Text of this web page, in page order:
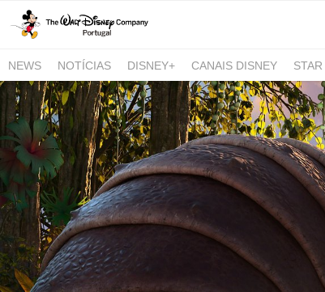
NEWS NOTÍCIAS DISNEY+ CANAIS DISNEY STAR
NATIONAL GEOGRAPHIC AND NATIONAL GEOGRAPHIC